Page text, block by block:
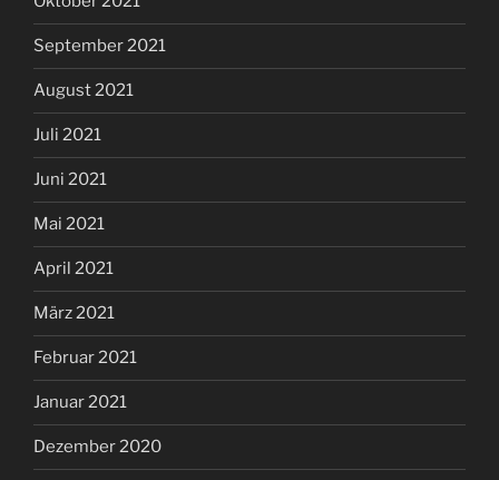
September 2021
August 2021
Juli 2021
Juni 2021
Mai 2021
April 2021
März 2021
Februar 2021
Januar 2021
Dezember 2020